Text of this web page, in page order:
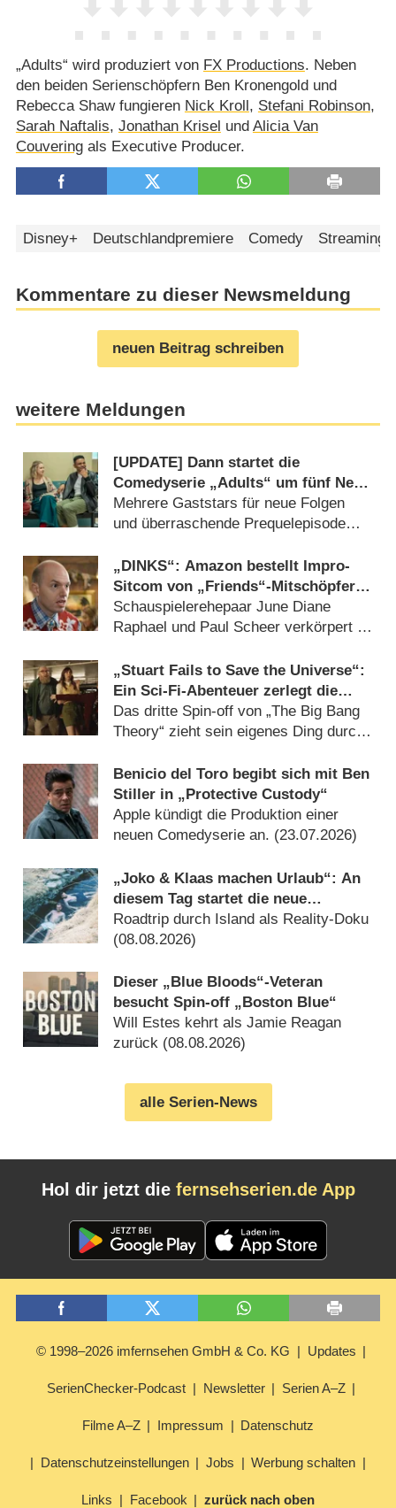
„Adults“ wird produziert von FX Productions. Neben
den beiden Serienschöpfern Ben Kronengold und
Rebecca Shaw fungieren Nick Kroll, Stefani Robinson,
Sarah Naftalis, Jonathan Krisel und Alicia Van
Couveringals Executive Producer.
Disney+ Deutschlandpremiere Comedy Streaming
Kommentare zu dieser Newsmeldung
neuen Beitrag schreiben
weitere Meldungen
[UPDATE] Dann startet die
Comedyserie „Adults“ um fünf New
Yorker Mitbewohner in Deuschland
in ihre zweite Staffel
Mehrere Gaststars für neue Folgen
und überraschende Prequelepisode
„DINKS“: Amazon bestellt Impro-
Sitcom von „Friends“-Mitschöpferin
Marta Kauffman
Schauspielerehepaar June Diane
Raphael und Paul Scheer verkörpert in
(04.08.2026)
„Stuart Fails to Save the Universe“:
Ein Sci-Fi-Abenteuer zerlegt die
Sitcom-Norm – Review
Das dritte Spin-off von „The Big Bang
Theory“ zieht sein eigenes Ding durch
Benicio del Toro begibt sich mit Ben
Stiller in „Protective Custody“
Apple kündigt die Produktion einer
neuen Comedyserie an. (23.07.2026)
„Joko & Klaas machen Urlaub“: An
diesem Tag startet die neue
Sendung des Entertainer-Duos
Roadtrip durch Island als Reality-Doku
(08.08.2026)
Dieser „Blue Bloods“-Veteran
besucht Spin-off „Boston Blue“
Will Estes kehrt als Jamie Reagan
zurück (08.08.2026)
alle Serien-News
Hol dir jetzt die fernsehserien.de App
© 1998–2026 imfernsehen GmbH & Co. KG Updates
SerienChecker-Podcast Newsletter Serien A–Z
Filme A–Z Impressum Datenschutz
Datenschutzeinstellungen Jobs Werbung schalten
Links Facebook zurück nach oben